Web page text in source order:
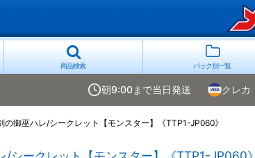
商品検索 パック別一覧
朝9:00まで当日発送 クレカ
御巫ハレ/シークレット【モンスター】《TTP1-JP060》